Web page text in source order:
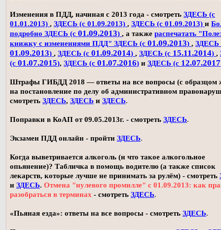
Изменения в ПДД, начиная с 2013 года - смотреть ЗДЕСЬ (с
01.01.2013) , ЗДЕСЬ (с 01.09.2013) , ЗДЕСЬ (с 01.09.2013) и
подробно ЗДЕСЬ (с 01.09.2013) , а также распечатать
книжку с изменениями ПДД" ЗДЕСЬ (с 01.09.2013) , ЗДЕСЬ
01.09.2013) , ЗДЕСЬ (с 01.09.2014) , ЗДЕСЬ (с 15.11.2014) ,
(с 01.07.2015), ЗДЕСЬ (с 01.07.2016) и ЗДЕСЬ (с 12.07.2017
Штрафы ГИБДД 2018 — ответы на все вопросы (с образцом
на постановление по делу об административном
смотреть ЗДЕСЬ, ЗДЕСЬ и ЗДЕСЬ.
Поправки в КоАП от 09.05.2013г. - смотреть ЗДЕСЬ.
Экзамен ПДД онлайн - пройти ЗДЕСЬ.
Когда выветривается алкоголь (и что такое алкогольное
опьянение)? Табличка в помощь водителю (а также список
лекарств, которые лучше не принимать за рулём) - смотреть
и ЗДЕСЬ. Отмена "нулевого промилле" с 01.09.2013: как
разобраться в терминах - смотреть ЗДЕСЬ.
«Пьяная езда»: ответы на все вопросы - смотреть ЗДЕСЬ.